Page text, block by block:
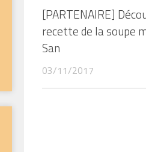
[PARTENAIRE]
recette de la soupe
San
03/11/2017